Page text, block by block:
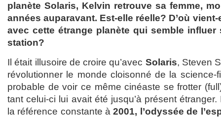
planète Solaris, Kelvin retrouve sa femme,
années auparavant. Est-elle réelle? D’où
avec cette étrange planète qui semble
station?
Il était illusoire de croire qu’avec Solaris, Steven
révolutionner le monde cloisonné de la science-
probable de voir ce même cinéaste se frotter
tant celui-ci lui avait été jusqu’à présent
la référence constante à2001, l’odyssée de